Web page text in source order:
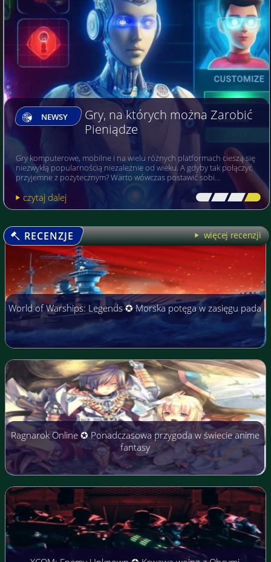
NEWSY
Gry, na których można Zarobić
Pieniądze
Gry komputerowe, mobilne i na wielu różnych platformach cieszą się
niezwykłą popularnością niezależnie od wieku. A gdyby tak połączyć
przyjemne z pożytecznym? Warto wówczas postawić sobi…
czytaj dalej [\ \\ \\ \]
RECENZJE więcej recenzji
World of Warships: Legends ✪ Morska potęga w zasięgu pada
Ragnarok Online ✪ Ponadczasowa przygoda w świecie anime
fantasy